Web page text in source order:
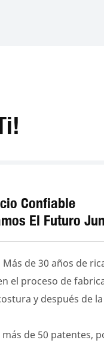
Confiable
El Futuro
de 30 años de
el proceso de
y después de
de 50 patentes,